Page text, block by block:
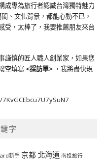
成專為旅行者認識台灣獨特魅力
閡、文化背景，都能心動不已，
受，太棒了，我要推薦朋友來台
謹慎的匠人職人創業家，如果您
空填寫 <採訪單> ，我將盡快規
字
新手 京都 北海道 南投旅行